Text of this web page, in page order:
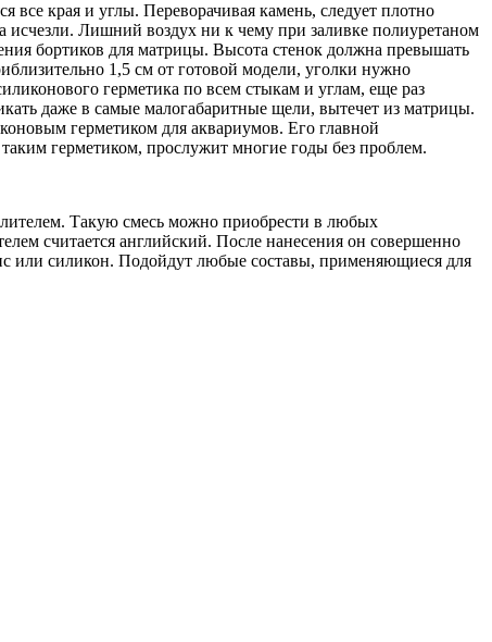
все края и углы. Переворачивая камень, следует плотно
исчезли. Лишний воздух ни к чему при заливке полиуретаном
бортиков для матрицы. Высота стенок должна превышать
1,5 см от готовой модели, уголки нужно
герметика по всем стыкам и углам, еще раз
даже в самые малогабаритные щели, вытечет из матрицы.
герметиком для аквариумов. Его главной
герметиком, прослужит многие годы без проблем.
Такую смесь можно приобрести в любых
считается английский. После нанесения он совершенно
или силикон. Подойдут любые составы, применяющиеся для